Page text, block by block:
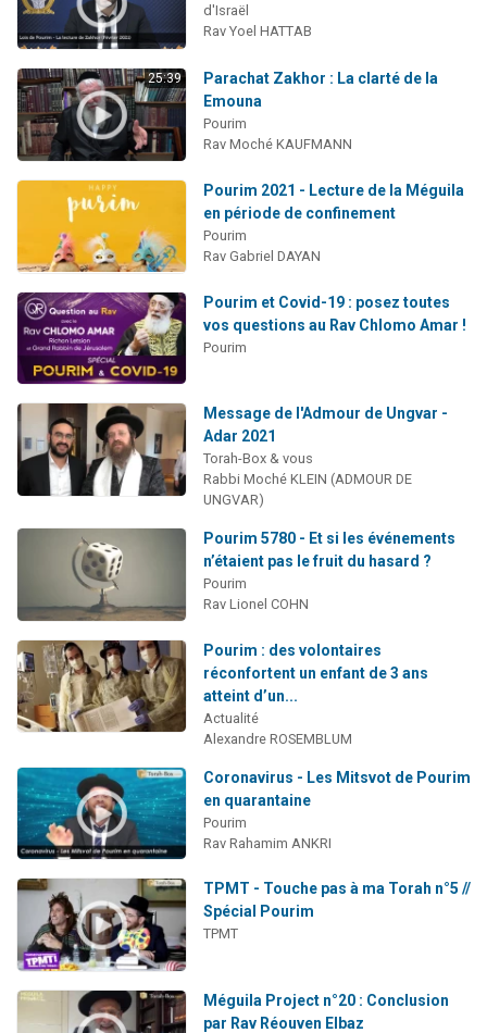
d'Israël
Rav Yoel HATTAB
25:39
Parachat Zakhor : La clarté de la
Emouna
Pourim
Rav Moché KAUFMANN
Pourim 2021 - Lecture de la Méguila
en période de confinement
Pourim
Rav Gabriel DAYAN
Pourim et Covid-19 : posez toutes
vos questions au Rav Chlomo Amar !
Pourim
Message de l'Admour de Ungvar -
Adar 2021
Torah-Box & vous
Rabbi Moché KLEIN (ADMOUR DE
UNGVAR)
Pourim 5780 - Et si les événements
n’étaient pas le fruit du hasard ?
Pourim
Rav Lionel COHN
Pourim : des volontaires
réconfortent un enfant de 3 ans
atteint d’un...
Actualité
Alexandre ROSEMBLUM
Coronavirus - Les Mitsvot de Pourim
en quarantaine
Pourim
Rav Rahamim ANKRI
TPMT - Touche pas à ma Torah n°5 //
Spécial Pourim
TPMT
Méguila Project n°20 : Conclusion
par Rav Réouven Elbaz